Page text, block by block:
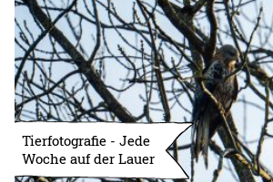
Tierfotografie - Jede
Woche auf der Lauer